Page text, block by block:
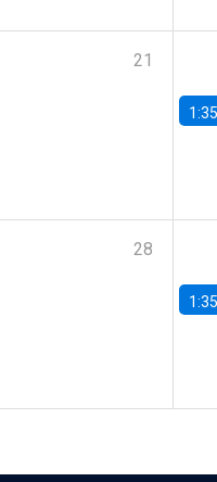
21
28